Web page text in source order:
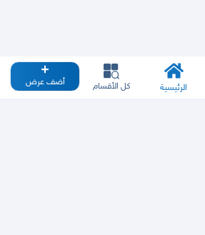
الرئيسية كل الأقسام أضف عرض